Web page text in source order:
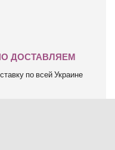
ДОСТАВЛЯЕМ
по всей Украине